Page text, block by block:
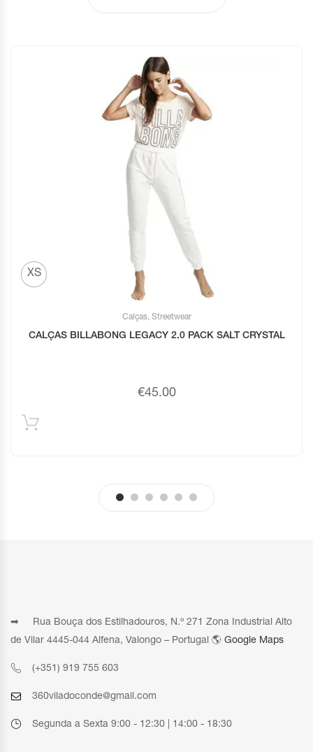
XS
Calças, Streetwear
CALÇAS BILLABONG LEGACY 2.0 PACK SALT CRYSTAL
€45.00
➡ Rua Bouça dos Estilhadouros, N.º 271 Zona Industrial Alto
de Vilar 4445-044 Alfena, Valongo – Portugal 🌎 Google Maps
(+351) 919 755 603
360viladoconde@gmail.com
Segunda a Sexta 9:00 - 12:30 | 14:00 - 18:30